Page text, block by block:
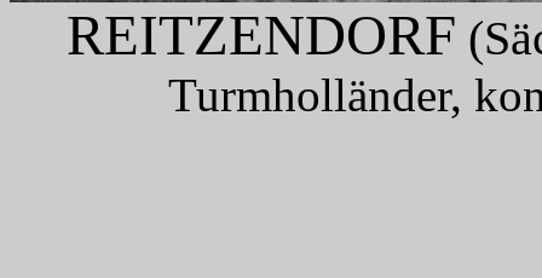
REITZENDORF
Turmholländer,